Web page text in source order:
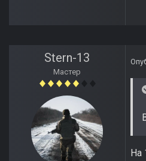
Stern-13
Мастер
На